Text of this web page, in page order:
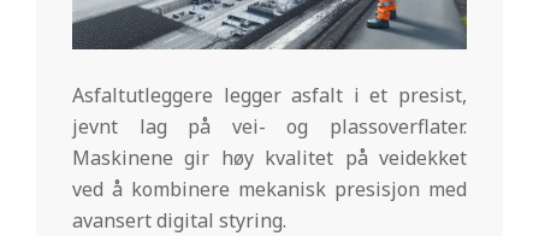
Asfaltutleggere legger asfalt i et presist,
jevnt lag på vei- og plassoverflater.
Maskinene gir høy kvalitet på veidekket
ved å kombinere mekanisk presisjon med
avansert digital styring.